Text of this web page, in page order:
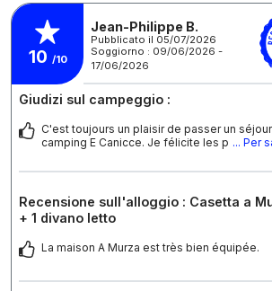
10 /10
Jean-Philippe B.
Pubblicato il 05/07/2026
Soggiorno : 09/06/2026 -
17/06/2026
Giudizi sul campeggio :
C'est toujours un plaisir de passer un
camping E Canicce. Je félicite les p ... Per
Recensione sull'alloggio : Casetta a
+ 1 divano letto
La maison A Murza est très bien équipée.